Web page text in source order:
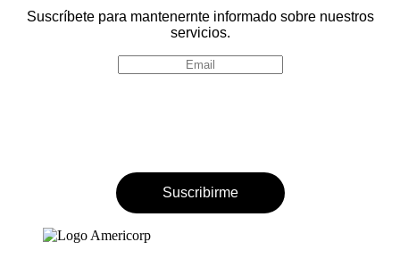
Suscríbete para mantenernte informado sobre nuestros
servicios.